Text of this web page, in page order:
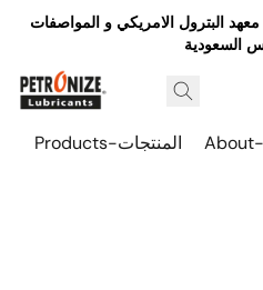
البترول الامريكي و المواصفات
السعودية
Products-المنتجات